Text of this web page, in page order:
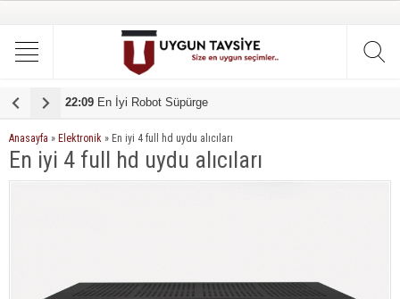
22:09 En İyi Robot Süpürge
19:51 En iyi çamaşır makinesi tavsiye
Anasayfa » Elektronik » En iyi 4 full hd uydu alıcıları
En iyi 4 full hd uydu alıcıları